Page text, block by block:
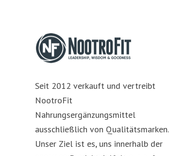
Seit 2012 verkauft und vertreibt
NootroFit
Nahrungsergänzungsmittel
ausschließlich von Qualitätsmarken.
Unser Ziel ist es, uns innerhalb der